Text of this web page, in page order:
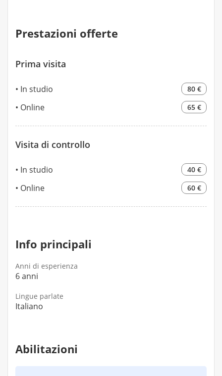
Prestazioni offerte
Prima visita
In studio 80 €
Online 65 €
Visita di controllo
In studio 40 €
Online 60 €
Info principali
Anni di esperienza
6 anni
Lingue parlate
Italiano
Abilitazioni